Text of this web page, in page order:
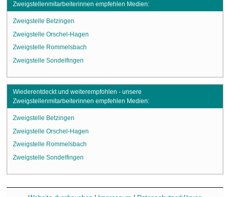
Zweigstellenmitarbeiterinnen empfehlen Medien:
Zweigstelle Betzingen
Zweigstelle Orschel-Hagen
Zweigstelle Rommelsbach
Zweigstelle Sondelfingen
Wiederentdeckt und weiterempfohlen - unsere
Zweigstellenmitarbeiterinnen empfehlen Medien:
Zweigstelle Betzingen
Zweigstelle Orschel-Hagen
Zweigstelle Rommelsbach
Zweigstelle Sondelfingen